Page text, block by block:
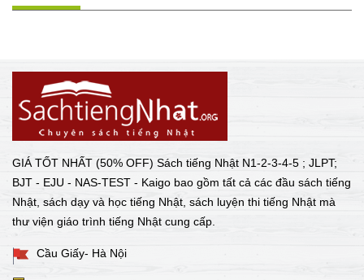
GIÁ TỐT NHẤT (50% OFF) Sách tiếng Nhật N1-2-3-4-5 ; JLPT;
BJT - EJU - NAS-TEST - Kaigo bao gồm tất cả các đầu sách tiếng
Nhật, sách dạy và học tiếng Nhật, sách luyện thi tiếng Nhật mà
thư viện giáo trình tiếng Nhật cung cấp.
Cầu Giấy- Hà Nội